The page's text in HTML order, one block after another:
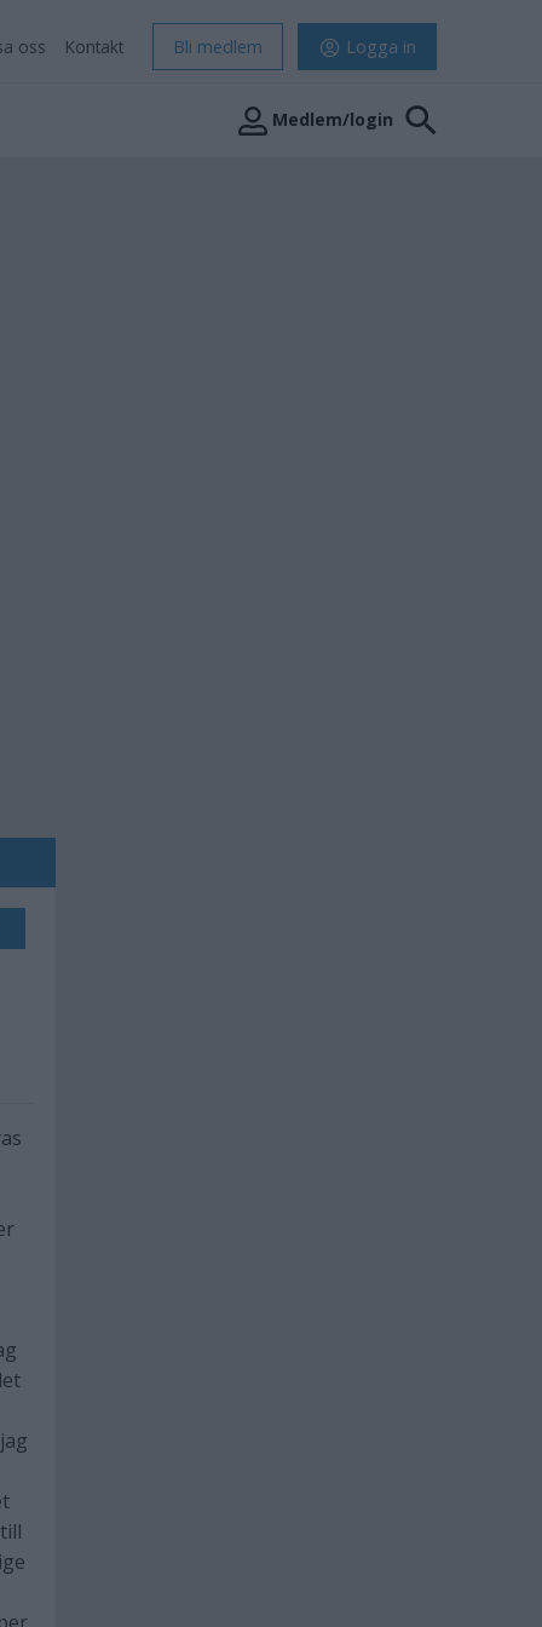
oss Kontakt Bli medlem Logga in
Medlem/login